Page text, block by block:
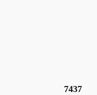
7437